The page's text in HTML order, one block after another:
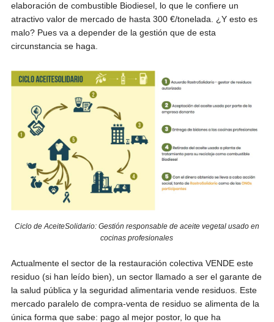
elaboración de combustible Biodiesel, lo que le confiere un
atractivo valor de mercado de hasta 300 €/tonelada. ¿Y esto es
malo? Pues va a depender de la gestión que de esta
circunstancia se haga.
Ciclo de AceiteSolidario: Gestión responsable de aceite vegetal usado en
cocinas profesionales
Actualmente el sector de la restauración colectiva VENDE este
residuo (si han leído bien), un sector llamado a ser el garante de
la salud pública y la seguridad alimentaria vende residuos. Este
mercado paralelo de compra-venta de residuo se alimenta de la
única forma que sabe: pago al mejor postor, lo que ha